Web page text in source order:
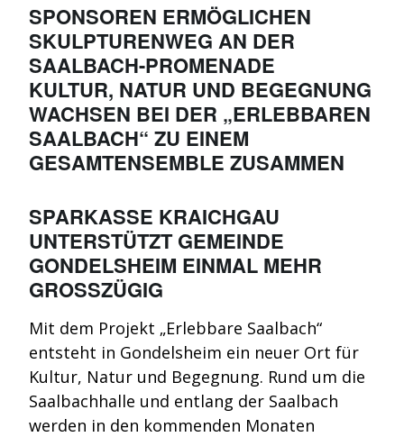
SPONSOREN ERMÖGLICHEN
SKULPTURENWEG AN DER
SAALBACH-PROMENADE
KULTUR, NATUR UND BEGEGNUNG
WACHSEN BEI DER „ERLEBBAREN
SAALBACH“ ZU EINEM
GESAMTENSEMBLE ZUSAMMEN
SPARKASSE KRAICHGAU
UNTERSTÜTZT GEMEINDE
GONDELSHEIM EINMAL MEHR
GROSSZÜGIG
Mit dem Projekt „Erlebbare Saalbach“
entsteht in Gondelsheim ein neuer Ort für
Kultur, Natur und Begegnung. Rund um die
Saalbachhalle und entlang der Saalbach
werden in den kommenden Monaten